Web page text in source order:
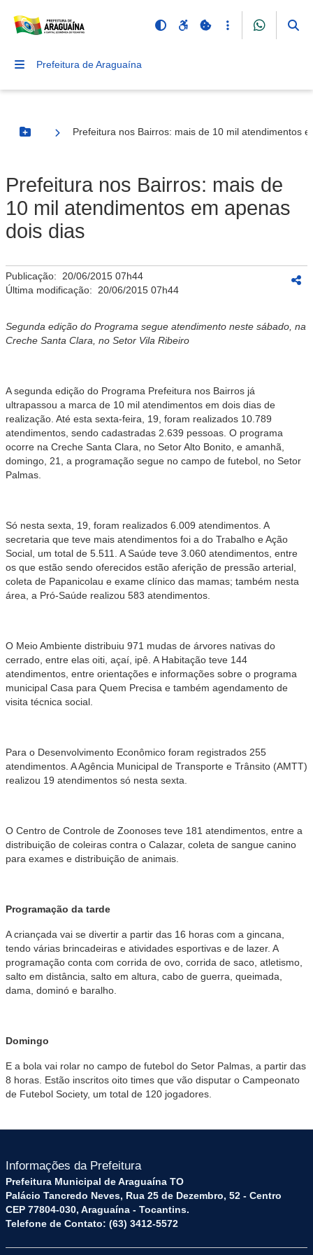
Prefeitura de Araguaína
Botão Menu
Prefeitura nos Bairros: mais de 10 mil atendimentos
Prefeitura nos Bairros: mais de
10 mil atendimentos em apenas
dois dias
Publicação: 20/06/2015 07h44
Última modificação: 20/06/2015 07h44
Segunda edição do Programa segue atendimento neste sábado, na
Creche Santa Clara, no Setor Vila Ribeiro
A segunda edição do Programa Prefeitura nos Bairros já
ultrapassou a marca de 10 mil atendimentos em dois dias de
realização. Até esta sexta-feira, 19, foram realizados 10.789
atendimentos, sendo cadastradas 2.639 pessoas. O programa
ocorre na Creche Santa Clara, no Setor Alto Bonito, e amanhã,
domingo, 21, a programação segue no campo de futebol, no Setor
Palmas.
Só nesta sexta, 19, foram realizados 6.009 atendimentos. A
secretaria que teve mais atendimentos foi a do Trabalho e Ação
Social, um total de 5.511. A Saúde teve 3.060 atendimentos, entre
os que estão sendo oferecidos estão aferição de pressão arterial,
coleta de Papanicolau e exame clínico das mamas; também nesta
área, a Pró-Saúde realizou 583 atendimentos.
O Meio Ambiente distribuiu 971 mudas de árvores nativas do
cerrado, entre elas oiti, açaí, ipê. A Habitação teve 144
atendimentos, entre orientações e informações sobre o programa
municipal Casa para Quem Precisa e também agendamento de
visita técnica social.
Para o Desenvolvimento Econômico foram registrados 255
atendimentos. A Agência Municipal de Transporte e Trânsito (AMTT)
realizou 19 atendimentos só nesta sexta.
O Centro de Controle de Zoonoses teve 181 atendimentos, entre a
distribuição de coleiras contra o Calazar, coleta de sangue canino
para exames e distribuição de animais.
Programação da tarde
A criançada vai se divertir a partir das 16 horas com a gincana,
tendo várias brincadeiras e atividades esportivas e de lazer. A
programação conta com corrida de ovo, corrida de saco, atletismo,
salto em distância, salto em altura, cabo de guerra, queimada,
dama, dominó e baralho.
Domingo
E a bola vai rolar no campo de futebol do Setor Palmas, a partir das
8 horas. Estão inscritos oito times que vão disputar o Campeonato
de Futebol Society, um total de 120 jogadores.
Informações da Prefeitura
Prefeitura Municipal de Araguaína TO
Palácio Tancredo Neves, Rua 25 de Dezembro, 52 - Centro
CEP 77804-030, Araguaína - Tocantins.
Telefone de Contato: (63) 3412-5572